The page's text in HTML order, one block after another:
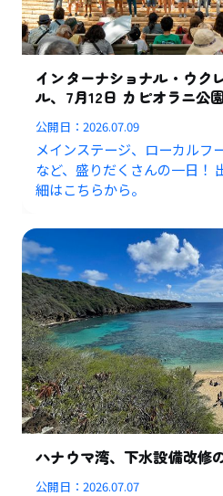
インターナショナル・ウク
ル、7月12日 カピオラニ公
公開日：2026.07.09
メインステージ、ローカルフ
など、盛りだくさんの一日！
細はこちらから。
ハナウマ湾、下水設備改修
公開日：2026.07.07